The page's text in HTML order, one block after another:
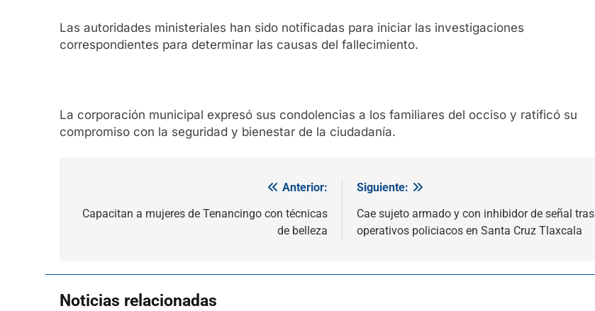
Las autoridades ministeriales han sido notificadas para iniciar las investigaciones
correspondientes para determinar las causas del fallecimiento.
La corporación municipal expresó sus condolencias a los familiares del occiso y ratificó su
compromiso con la seguridad y bienestar de la ciudadanía.
de
Anterior:
Capacitan a mujeres de Tenancingo con técnicas
de belleza
Siguiente:
Cae sujeto armado y con inhibidor de señal tras
operativos policiacos en Santa Cruz Tlaxcala
Noticias relacionadas